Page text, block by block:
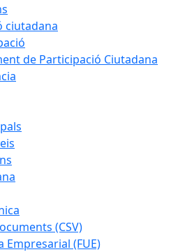
ciutadana
de Participació Ciutadana
(CSV)
Empresarial (FUE)